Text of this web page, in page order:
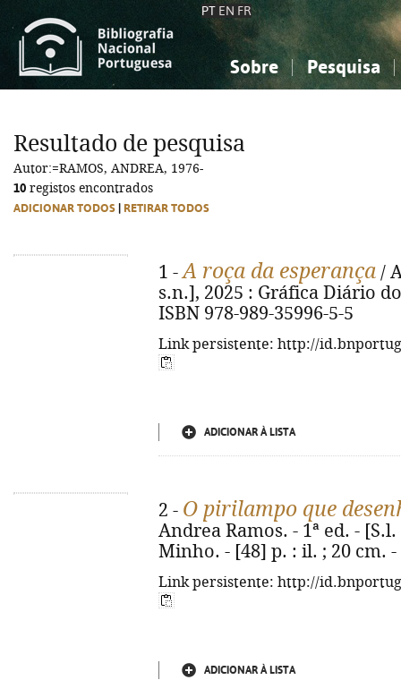
PT EN FR
Sobre Pesquisa
Ciências sociais...
Ciências sociais...
Resultado de pesquisa
Autor:=RAMOS, ANDREA, 1976-
10 registos encontrados
ADICIONAR TODOS RETIRAR TODOS
1 -A roça da esperança /
s.n.], 2025 : Gráfica Diário
ISBN 978-989-35996-5-5
Link persistente: http://
ADICIONAR À LISTA
2 - O pirilampo que
Andrea Ramos. - 1ª ed. -
Minho. - [48] p. : il. ; 20 cm. -
Link persistente: http://
ADICIONAR À LISTA